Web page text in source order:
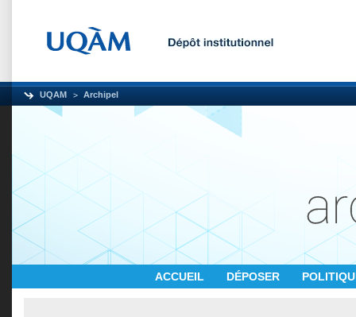
UQAM Archipel
ACCUEIL DÉPOSER